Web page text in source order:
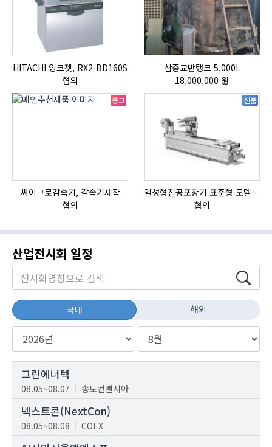
HITACHI 잉크젯, RX2-BD160S
협의
삼중교반탱크 5,000L
18,000,000 원
중고
싸이크로감속기, 감속기제작
협의
신품
열성형진공포장기 표준형 모델 OMNIVAC S-200
협의
산업전시회 일정
국내 해외
그린에너텍
08.05~08.07 송도컨벤시아
넥스트콘(NextCon)
08.05~08.08 COEX